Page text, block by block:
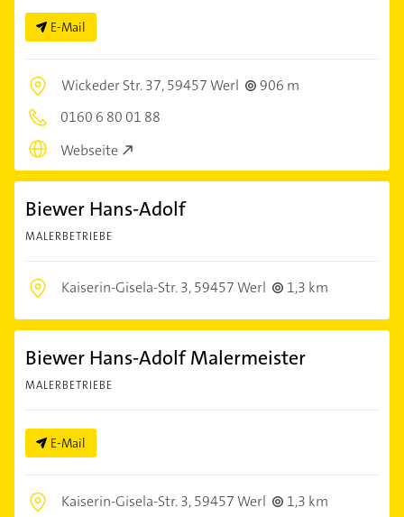
E-Mail
Wickeder Str. 37,59457 Werl
906 m
0160 6 80 01 88
Webseite
Biewer Hans-Adolf
MALERBETRIEBE
Kaiserin-Gisela-Str. 3,59457 Werl 1,3 km
Biewer Hans-Adolf Malermeister
MALERBETRIEBE
E-Mail
Kaiserin-Gisela-Str. 3,59457 Werl
1,3 km